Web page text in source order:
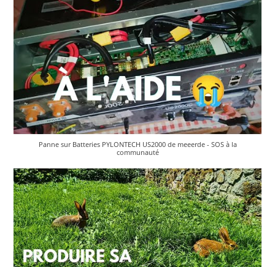
Panne sur Batteries PYLONTECH US2000 de meeerde - SOS à la
communauté